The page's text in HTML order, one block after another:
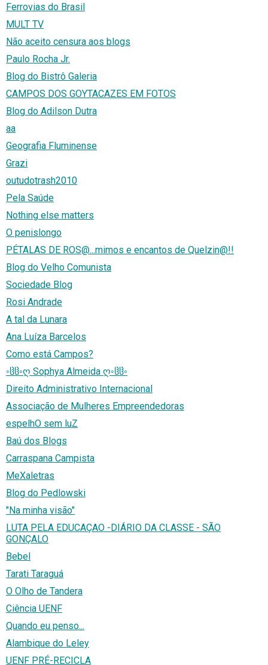
Ferrovias do Brasil
MULT TV
Não aceito censura aos blogs
Paulo Rocha Jr.
Blog do Bistrô Galeria
CAMPOS DOS GOYTACAZES EM FOTOS
Blog do Adilson Dutra
aa
Geografia Fluminense
Grazi
outudotrash2010
Pela Saúde
Nothing else matters
O penislongo
PÉTALAS DE ROS@...mimos e encantos de Quelzin@!!
Blog do Velho Comunista
Sociedade Blog
Rosi Andrade
A tal da Lunara
Ana Luíza Barcelos
Como está Campos?
◦ჱჱ◦ღ Sophya Almeida ღ◦ჱჱ◦
Direito Administrativo Internacional
Associação de Mulheres Empreendedoras
espelhO sem luZ
Baú dos Blogs
Carraspana Campista
MeXaletras
Blog do Pedlowski
"Na minha visão"
LUTA PELA EDUCAÇAO -DIÁRIO DA CLASSE - SÃO
GONÇALO
Bebel
Tarati Taraguá
O Olho de Tandera
Ciência UENF
Quando eu penso...
Alambique do Leley
UENF PRÉ-RECICLA